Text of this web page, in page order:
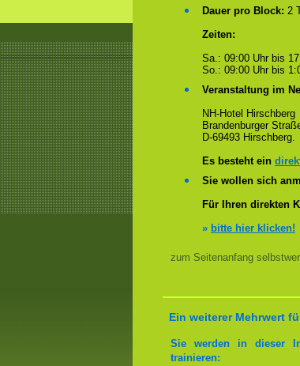
Dauer pro Block: 2
Zeiten:
Sa.: 09:00 Uhr bis
So.: 09:00 Uhr bis
Veranstaltung im
NH-Hotel Hirschberg
Brandenburger
D-69493 Hirschberg.
Es besteht ein
Sie wollen sich
Für Ihren direkten
» bitte hier klicken!
zum Seitenanfang
Ein weiterer Mehrwert
Sie werden in dieser
trainieren: